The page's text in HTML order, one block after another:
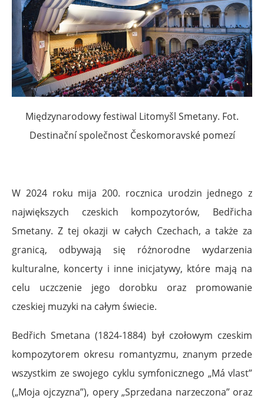
Międzynarodowy festiwal Litomyšl Smetany. Fot.
Destinační společnost Českomoravské pomezí
W 2024 roku mija 200. rocznica urodzin jednego z
największych czeskich kompozytorów, Bedřicha
Smetany. Z tej okazji w całych Czechach, a także za
granicą, odbywają się różnorodne wydarzenia
kulturalne, koncerty i inne inicjatywy, które mają na
celu uczczenie jego dorobku oraz promowanie
czeskiej muzyki na całym świecie.
Bedřich Smetana (1824-1884) był czołowym czeskim
kompozytorem okresu romantyzmu, znanym przede
wszystkim ze swojego cyklu symfonicznego „Má vlast”
(„Moja ojczyzna”), opery „Sprzedana narzeczona” oraz